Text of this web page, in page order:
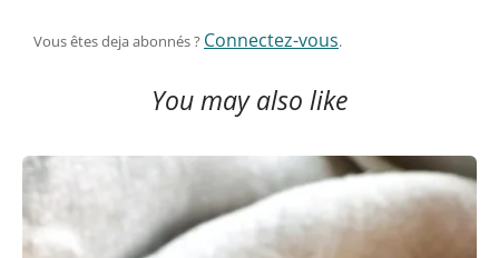
Vous êtes deja abonnés ? Connectez-vous.
You may also like